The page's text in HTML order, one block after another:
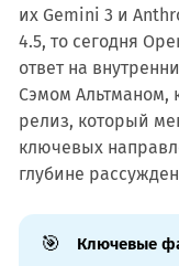
их Gemini 3 и
4.5, то сегодня
ответ на
Сэмом Альтманом,
релиз, который
ключевых
глубине
🎯 Ключевые